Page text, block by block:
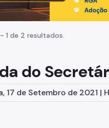
1 de 2 resultados.
do
17 de Setembro de 2021 |